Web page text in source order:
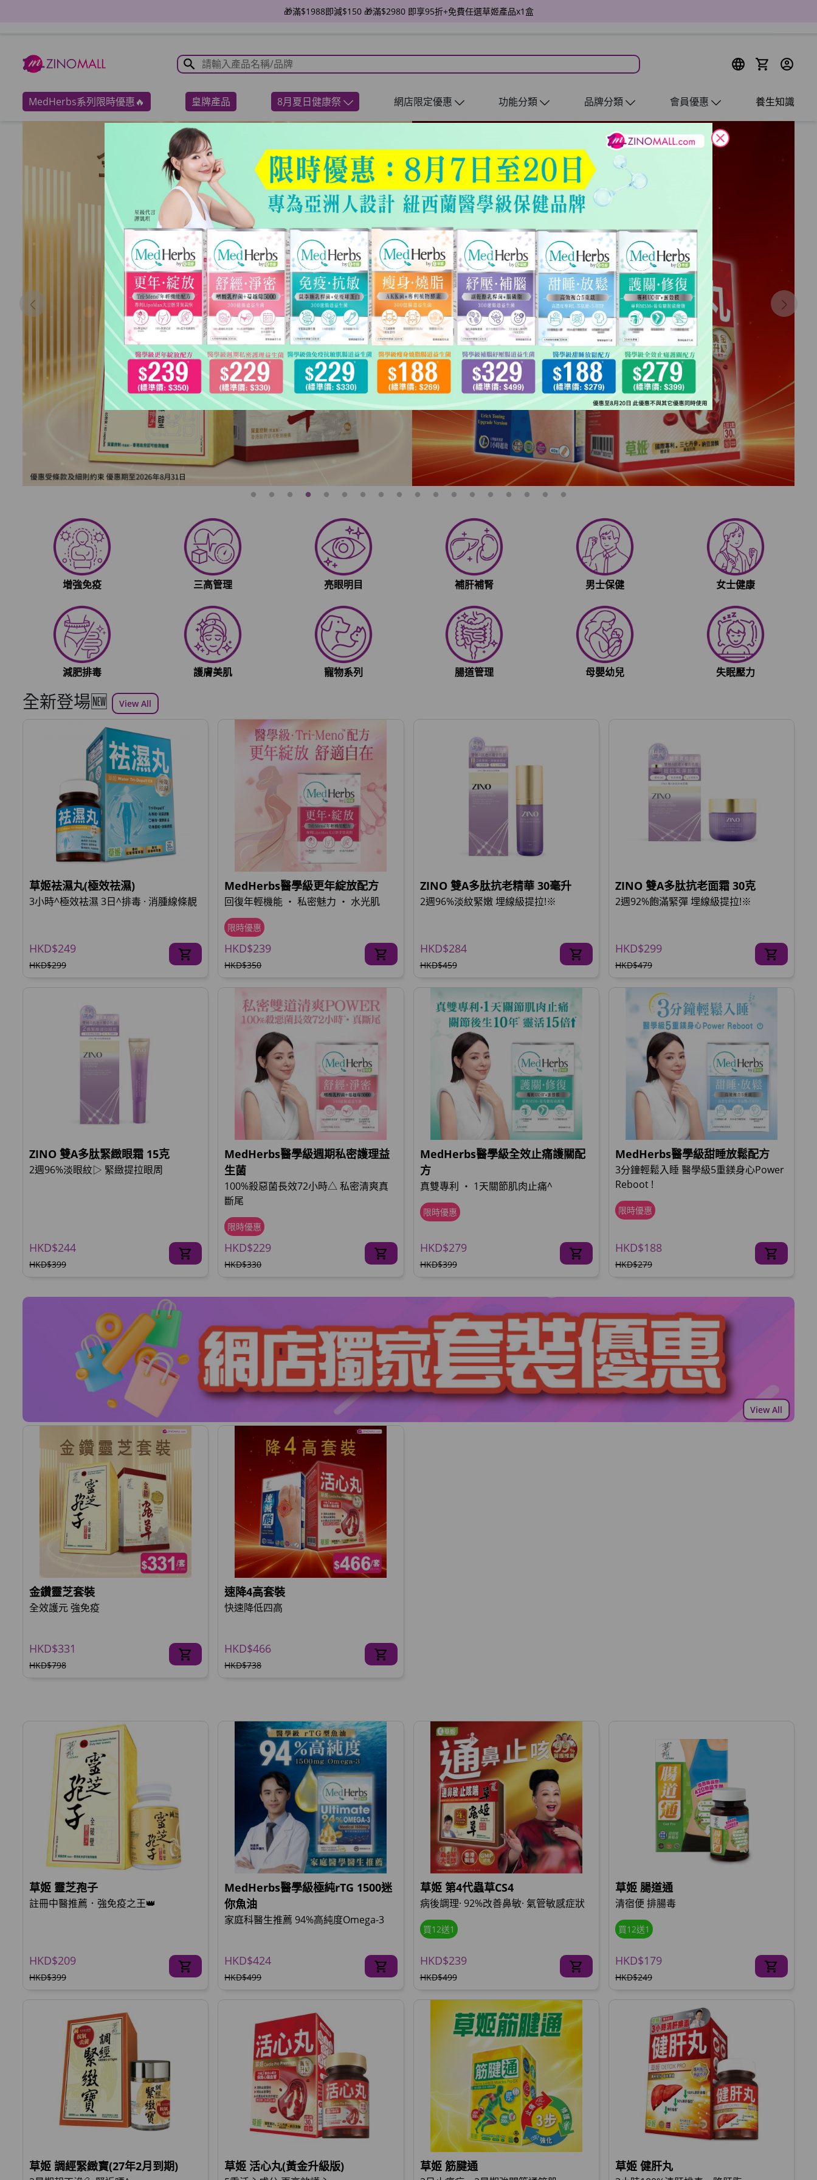
🎁滿$1988即減$150 🎁滿$2980 即享95折+免費任選草姬產品x1盒
MedHerbs系列限時優惠🔥 皇牌產品 8月夏日健康祭 網店限定優惠 功能分類 品牌分類 會員優惠 養生知識
增強免疫 三高管理 亮眼明目 補肝補腎 男士保健 女士健康
減肥排毒 護膚美肌 寵物系列 腸道管理 母嬰幼兒 失眠壓力
全新登場🆕 View All
草姬袪濕丸(極效祛濕)
3小時^極效袪濕 3日^排毒 · 消腫線條靚
HKD$249
HKD$299
MedHerbs醫學級更年綻放配方
回復年輕機能 ‧ 私密魅力 ‧ 水光肌
限時優惠
HKD$239
HKD$350
ZINO 雙A多肽抗老精華 30毫升
2週96%淡紋緊嫩 埋線級提拉!※
HKD$284
HKD$459
ZINO 雙A多肽抗老面霜 30克
2週92%飽滿緊彈 埋線級提拉!※
HKD$299
HKD$479
ZINO 雙A多肽緊緻眼霜 15克
2週96%淡眼紋▷ 緊緻提拉眼周
HKD$244
HKD$399
MedHerbs醫學級週期私密護理益
生菌
100%殺惡菌長效72小時△ 私密清爽真
斷尾
限時優惠
HKD$229
HKD$330
MedHerbs醫學級全效止痛護關配
方
真雙專利 ‧ 1天關節肌肉止痛^
限時優惠
HKD$279
HKD$399
MedHerbs醫學級甜睡放鬆配方
3分鐘輕鬆入睡 醫學級5重鎂身心Power
Reboot !
限時優惠
HKD$188
HKD$279
View All
金鑽靈芝套裝
全效護元 強免疫
HKD$331
HKD$798
速降4高套裝
快速降低四高
HKD$466
HKD$738
草姬 靈芝孢子
註冊中醫推薦．強免疫之王👑
HKD$209
HKD$399
MedHerbs醫學級極純rTG 1500迷
你魚油
家庭科醫生推薦 94%高純度Omega-3
HKD$424
HKD$499
草姬 第4代蟲草CS4
病後調理· 92%改善鼻敏· 氣管敏感症狀
買12送1
HKD$239
HKD$499
草姬 腸道通
清宿便 排腸毒
買12送1
HKD$179
HKD$249
草姬 調經緊緻寶(27年2月到期) 草姬 活心丸(黃金升級版) 草姬 筋腱通 草姬 健肝丸
close